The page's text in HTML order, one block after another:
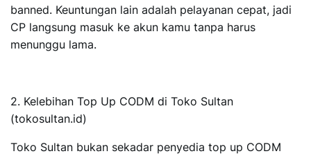
banned. Keuntungan lain adalah pelayanan cepat, jadi
CP langsung masuk ke akun kamu tanpa harus
menunggu lama.
2. Kelebihan Top Up CODM di Toko Sultan
(tokosultan.id)
Toko Sultan bukan sekadar penyedia top up CODM